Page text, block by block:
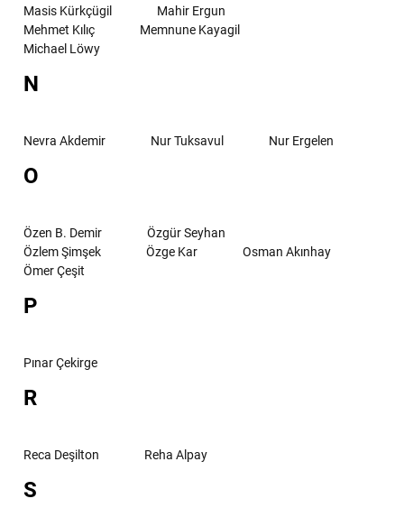
Masis Kürkçügil
Mahir Ergun
Mehmet Kılıç
Memnune Kayagil
Michael Löwy
N
Nevra Akdemir Nur Tuksavul Nur Ergelen
O
Özen B. Demir
Özgür Seyhan
Özlem Şimşek
Özge Kar
Osman Akınhay
Ömer Çeşit
P
Pınar Çekirge
R
Reca Deşilton Reha Alpay
S